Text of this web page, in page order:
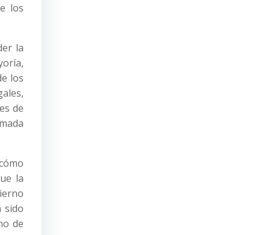
los
la
los
de
la
sido
de